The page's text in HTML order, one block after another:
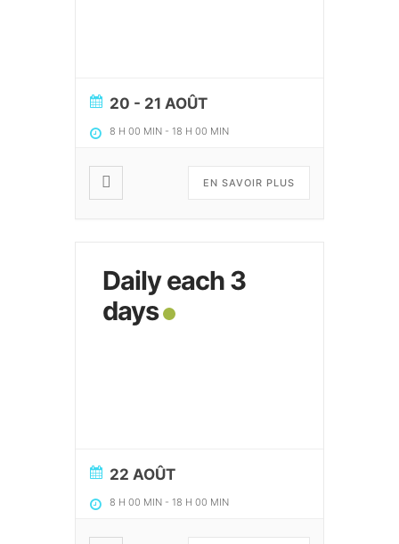
20 - 21 AOÛT
8 H 00 MIN - 18 H 00 MIN
EN SAVOIR PLUS
Daily each 3
days
22 AOÛT
8 H 00 MIN - 18 H 00 MIN